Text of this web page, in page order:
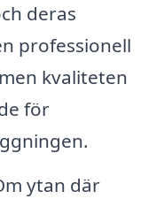
deras
professionell
kvaliteten
för
ytan där